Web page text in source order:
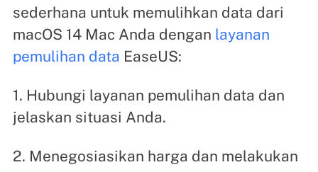
sederhana untuk memulihkan data dari
macOS 14 Mac Anda dengan layanan
pemulihan data EaseUS:
1. Hubungi layanan pemulihan data dan
jelaskan situasi Anda.
2. Menegosiasikan harga dan melakukan